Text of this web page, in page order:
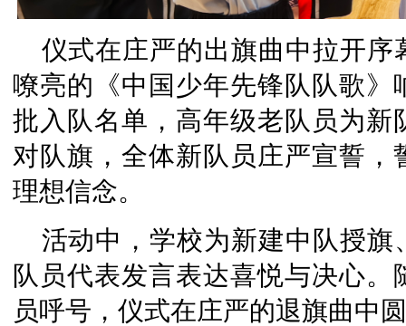
仪式在庄严的出旗曲中拉开
嘹亮的《中国少年先锋队队歌
批入队名单，高年级老队员为
对队旗，全体新队员庄严宣誓
理想信念。
活动中，学校为新建中队授
队员代表发言表达喜悦与决心
员呼号，仪式在庄严的退旗曲中